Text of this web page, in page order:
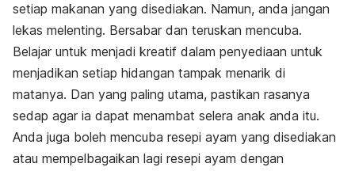
setiap makanan yang disediakan. Namun, anda jangan
lekas melenting. Bersabar dan teruskan mencuba.
Belajar untuk menjadi kreatif dalam penyediaan untuk
menjadikan setiap hidangan tampak menarik di
matanya. Dan yang paling utama, pastikan rasanya
sedap agar ia dapat menambat selera anak anda itu.
Anda juga boleh mencuba resepi ayam yang disediakan
atau mempelbagaikan lagi resepi ayam dengan